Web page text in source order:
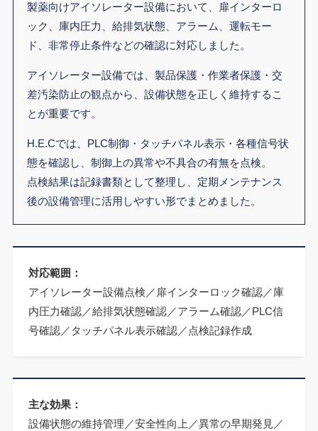
製薬向けアイソレーター設備において、扉インターロ
ック、庫内圧力、給排気状態、アラーム、運転モー
ド、非常停止条件などの確認に対応しました。
アイソレーター設備では、製品保護・作業者保護・交
差汚染防止の観点から、設備状態を正しく維持するこ
とが重要です。
H.E.Cでは、PLC制御・タッチパネル表示・各種信号状
態を確認し、制御上の異常や不具合の有無を点検。
点検結果は記録書類として整理し、定期メンテナンス
後の設備管理に活用しやすい形でまとめました。
対応範囲：
アイソレーター設備点検／扉インターロック確認／庫
内圧力確認／給排気状態確認／アラーム確認／PLC信
号確認／タッチパネル表示確認／点検記録作成
主な効果：
設備状態の維持管理／安全性向上／異常の早期発見／